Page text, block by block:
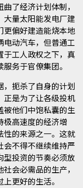
了经济计划体制，
大量太阳能发电厂建
更偏好建造能烧本地
动汽车，但普通工
于工人政权之下，真
务于官僚集团。
，扼杀了自身的计划
是为了让各级投机
被他们中饱私囊的生
极高速度的经济增
性的来源之一。这就
会不得不继续维持严
型投资的节奏必须放
会必需品的生产，
更好的生活。